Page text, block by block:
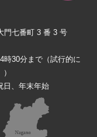
七番町 3 番 3 号
時30分まで（試行的に
日、年末年始